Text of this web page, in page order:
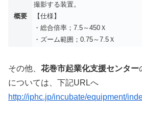
概要
撮影する装置。
【仕様】
・総合倍率；7.5～450Ｘ
・ズーム範囲；0.75～7.5Ｘ
その他、 花巻市起業化支援センター
については、下記URLへ
http://iphc.jp/incubate/equipment/